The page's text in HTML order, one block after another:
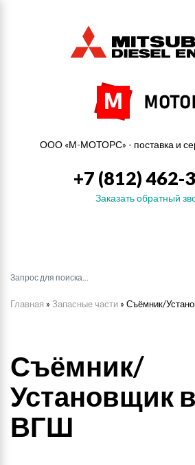
ООО «М-МОТОРС» - поставка и
+7 (812) 462-
Заказать обратный
Главная » Запасные части » Съёмник/
Съёмник/
Установщик
ВГШ